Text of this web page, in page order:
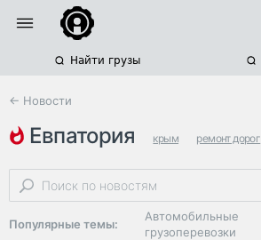
Найти грузы
← Новости
евпатория крым ремонт дорог
региональные автодороги
Популярные темы:
Автомобильные
грузоперевозки